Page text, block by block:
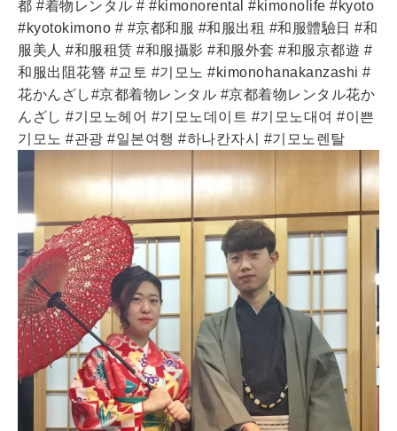
都 #着物レンタル # #kimonorental #kimonolife #kyoto
#kyotokimono # #京都和服 #和服出租 #和服體驗日 #和
服美人 #和服租赁 #和服攝影 #和服外套 #和服京都遊 #
和服出阻花簪 #교토 #기모노 #kimonohanakanzashi #
花かんざし#京都着物レンタル #京都着物レンタル花か
んざし #기모노헤어 #기모노데이트 #기모노대여 #이쁜
기모노 #관광 #일본여행 #하나칸자시 #기모노렌탈